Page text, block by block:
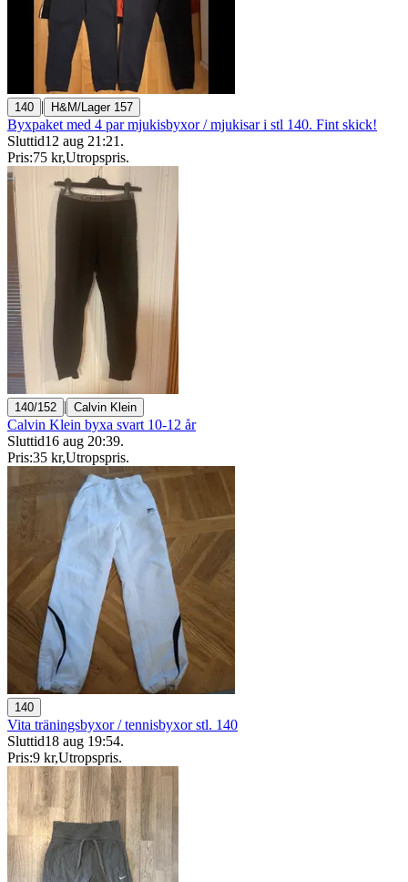
140 | H&M/Lager 157
Byxpaket med 4 par mjukisbyxor / mjukisar i stl 140. Fint skick!
Sluttid12 aug 21:21 .
Pris:75 kr,Utropspris.
140/152 | Calvin Klein
Calvin Klein byxa svart 10-12 år
Sluttid16 aug 20:39.
Pris:35 kr,Utropspris.
140
Vita träningsbyxor / tennisbyxor stl. 140
Sluttid18 aug 19:54.
Pris:9 kr,Utropspris.